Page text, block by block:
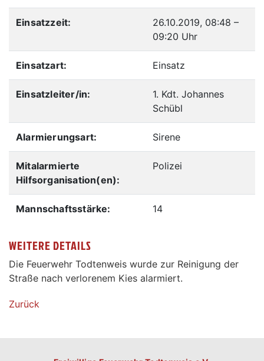
Einsatzzeit: 26.10.2019, 08:48 –
09:20 Uhr
Einsatzart: Einsatz
Einsatzleiter/in:
1. Kdt. Johannes
Schübl
Alarmierungsart: Sirene
Mitalarmierte
Hilfsorganisation(en):
Polizei
Mannschaftsstärke: 14
WEITERE DETAILS
Die Feuerwehr Todtenweis wurde zur Reinigung der
Straße nach verlorenem Kies alarmiert.
Zurück